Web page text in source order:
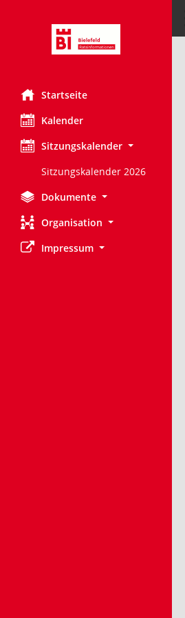
Startseite
Kalender
Sitzungskalender
Sitzungskalender 2026
Dokumente
Organisation
Impressum